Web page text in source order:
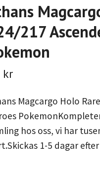
217
kr
Magcargo Holo
hos oss, vi har
1-5 dagar